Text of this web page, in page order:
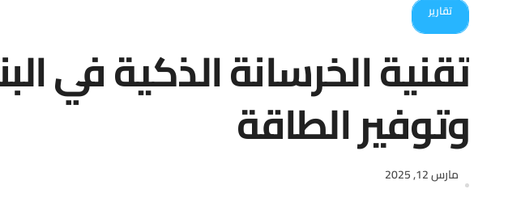
تقارير
تقنية الخرسانة الذكية في
وتوفير الطاقة
مارس 12, 2025